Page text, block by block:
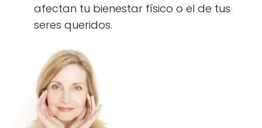
afectan tu bienestar físico o el de tus
seres queridos.